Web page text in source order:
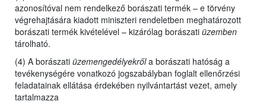
azonosítóval nem rendelkező borászati termék – e törvény
végrehajtására kiadott miniszteri rendeletben meghatározott
borászati termék kivételével – kizárólag borászati üzemben
tárolható.
(4) A borászati üzemengedélyekrőla borászati hatóság a
tevékenységére vonatkozó jogszabályban foglalt ellenőrzési
feladatainak ellátása érdekében nyilvántartást vezet, amely
tartalmazza